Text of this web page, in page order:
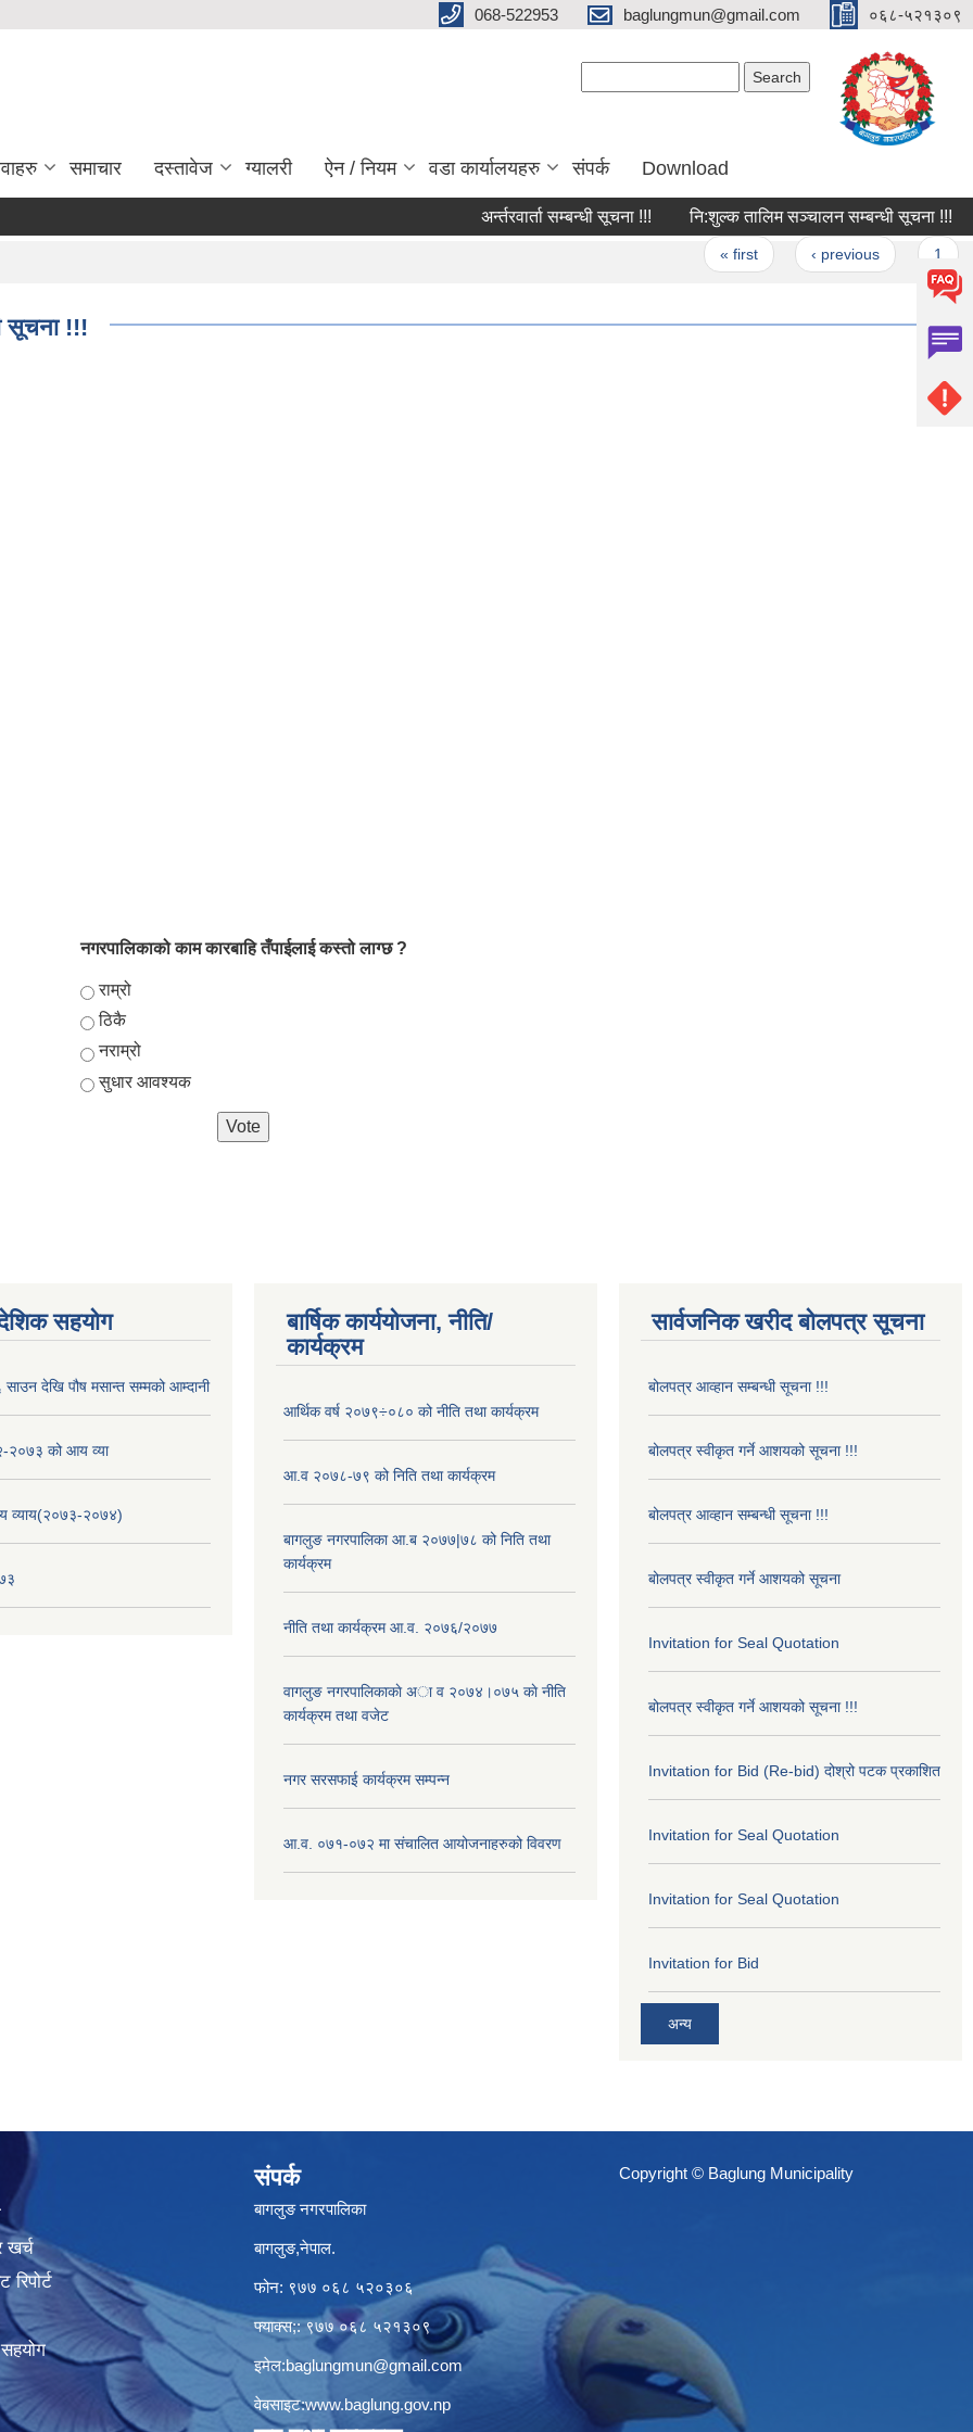
068-522953 baglungmun@gmail.com ०६८-५२१३०९
समाचार दस्तावेज ग्यालरी ऐन / नियम वडा कार्यालयहरु संपर्क Download
अर्न्तरवार्ता सम्बन्धी सूचना !!! नि:शुल्क तालिम सञ्चालन सम्बन्धी सूचना !!!
« first ‹ previous
सूचना !!!
नगरपालिकाको काम कारबाहि तँपाईलाई कस्तो लाग्छ ?
Choices
राम्रो
ठिकै
नराम्रो
सुधार आवश्यक
सहयोग
साउन देखि पौष मसान्त सम्मको आम्दानी
को आय व्या
२०७४)
बार्षिक कार्ययोजना, नीति/
कार्यक्रम
आर्थिक वर्ष २०७९÷०८० को नीति तथा कार्यक्रम
आ.व २०७८-७९ को निति तथा कार्यक्रम
बागलुङ नगरपालिका आ.ब २०७७|७८ को निति तथा
कार्यक्रम
नीति तथा कार्यक्रम आ.व. २०७६/२०७७
वागलुङ नगरपालिकाकाे अा‍ व २०७४।०७५ काे नीति
कार्यक्रम तथा वजेट
नगर सरसफाई कार्यक्रम सम्पन्न
आ.व. ०७१-०७२ मा संचालित आयोजनाहरुको विवरण
सार्वजनिक खरीद बोलपत्र सूचना
बोलपत्र आव्हान सम्बन्धी सूचना !!!
बोलपत्र स्वीकृत गर्ने आशयको सूचना !!!
बोलपत्र आव्हान सम्बन्धी सूचना !!!
बोलपत्र स्वीकृत गर्ने आशयको सूचना
Invitation for Seal Quotation
बोलपत्र स्वीकृत गर्ने आशयको सूचना !!!
Invitation for Bid (Re-bid) दोश्रो पटक प्रकाशित
Invitation for Seal Quotation
Invitation for Seal Quotation
Invitation for Bid
अन्य
खर्च
संपर्क
बागलुङ नगरपालिका
बागलुङ,नेपाल.
फोन: ९७७ ०६८ ५२०३०६
फ्याक्स;: ९७७ ०६८ ५२१३०९
इमेल:baglungmun@gmail.com
वेबसाइट:www.baglung.gov.np
Copyright © Baglung Municipality